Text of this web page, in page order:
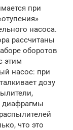
при
насоса.
рассчитаны
оборотов
этим
насос: при
дозу
что это